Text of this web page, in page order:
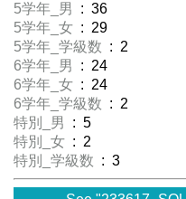
5学年_男
: 36
5学年_女 : 29
5学年_学級数 : 2
6学年_男
: 24
6学年_女 : 24
6学年_学級数 : 2
特別_男
: 5
特別_女 : 2
特別_学級数 : 3